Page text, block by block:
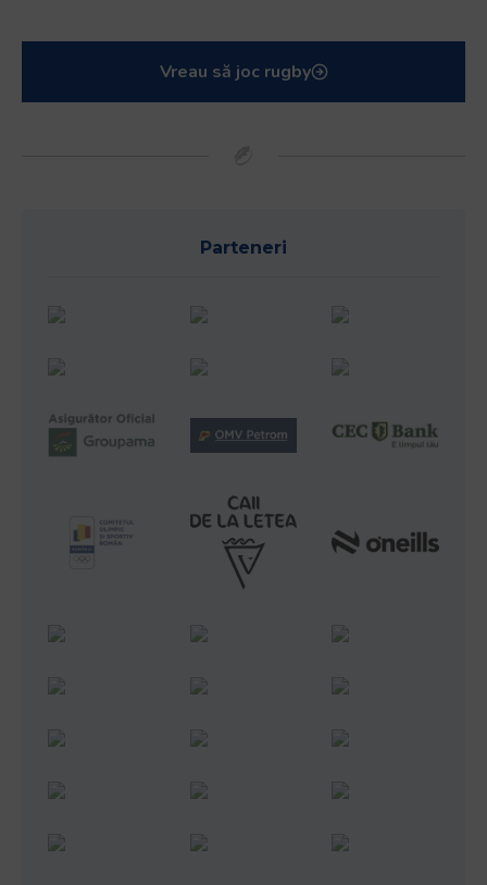
Vreau să joc rugby
Parteneri